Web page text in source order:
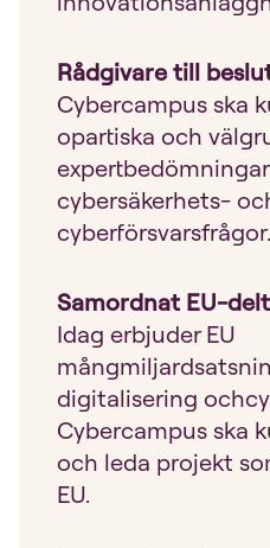
Rådgivare till
Cybercampus ska
opartiska och
cybersäkerhets-
cyberförsvarsfrågor.
Samordnat EU-
Idag erbjuder EU
digitalisering
Cybercampus ska
och leda projekt
EU.